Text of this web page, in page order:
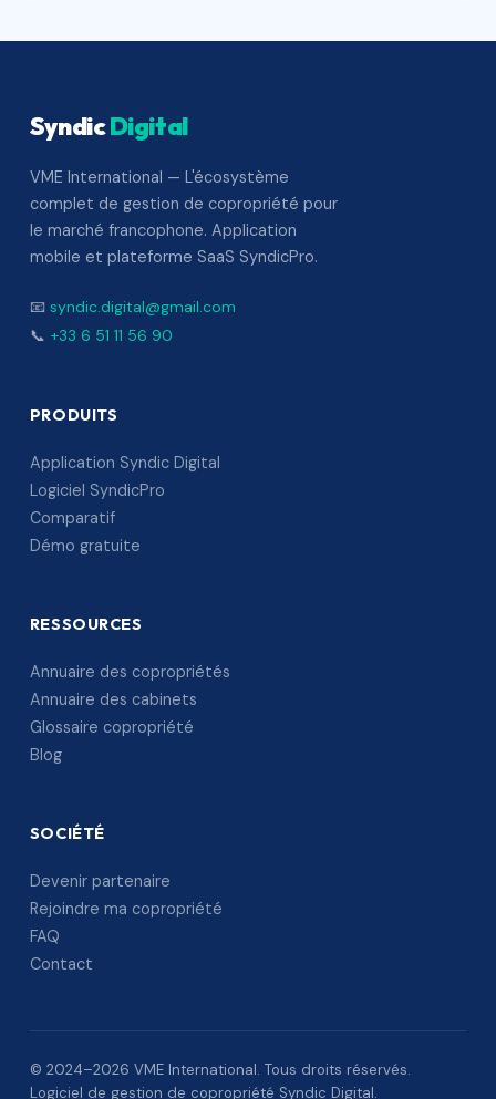
SyndicDigital
VME International — L'écosystème
complet de gestion de copropriété pour
le marché francophone. Application
mobile et plateforme SaaS SyndicPro.
📧 syndic.digital@gmail.com
📞 +33 6 51 11 56 90
PRODUITS
Application Syndic Digital
Logiciel SyndicPro
Comparatif
Démo gratuite
RESSOURCES
Annuaire des copropriétés
Annuaire des cabinets
Glossaire copropriété
Blog
SOCIÉTÉ
Devenir partenaire
Rejoindre ma copropriété
FAQ
Contact
© 2024–2026 VME International. Tous droits réservés.
Logiciel de gestion de copropriété Syndic Digital.